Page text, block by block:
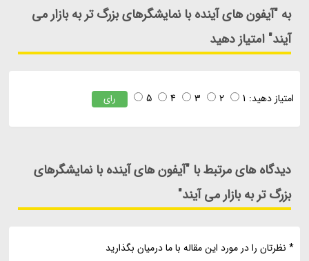
به "آیفون های آینده با نمایشگرهای بزرگ تر به بازار می
آیند" امتیاز دهید
امتیاز دهید: 1
2
3
4
5 رای
دیدگاه های مرتبط با "آیفون های آینده با نمایشگرهای
بزرگ تر به بازار می آیند"
* نظرتان را در مورد این مقاله با ما درمیان بگذارید